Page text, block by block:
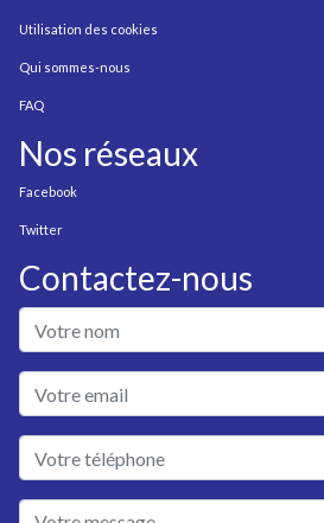
Utilisation des cookies
Qui sommes-nous
FAQ
Nos réseaux
Facebook
Twitter
Contactez-nous